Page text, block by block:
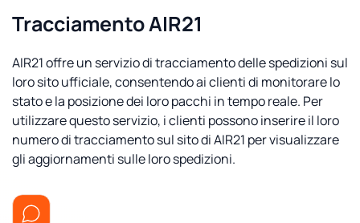
Tracciamento AIR21
AIR21 offre un servizio di tracciamento delle spedizioni sul
loro sito ufficiale, consentendo ai clienti di monitorare lo
stato e la posizione dei loro pacchi in tempo reale. Per
utilizzare questo servizio, i clienti possono inserire il loro
numero di tracciamento sul sito di AIR21 per visualizzare
gli aggiornamenti sulle loro spedizioni.